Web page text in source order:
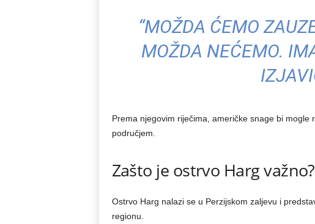
“MOŽDA ĆEMO
MOŽDA NEĆEMO.
Prema njegovim riječima, američke snage bi mogle
područjem.
Zašto je ostrvo Harg važno?
Ostrvo Harg nalazi se u Perzijskom zaljevu i
regionu.